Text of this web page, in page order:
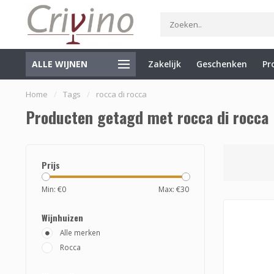
ALLE WIJNEN Zakelijk Geschenken
Specialist in Italië en de Balkan Gratis verzending vanaf
Home / Tags / rocca di rocca
Producten getagd met rocca di rocca
Prijs
Min: €0 Max: €30
Wijnhuizen
Alle merken
Rocca